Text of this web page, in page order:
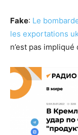
Fake: Le
les exportations
n’est pas